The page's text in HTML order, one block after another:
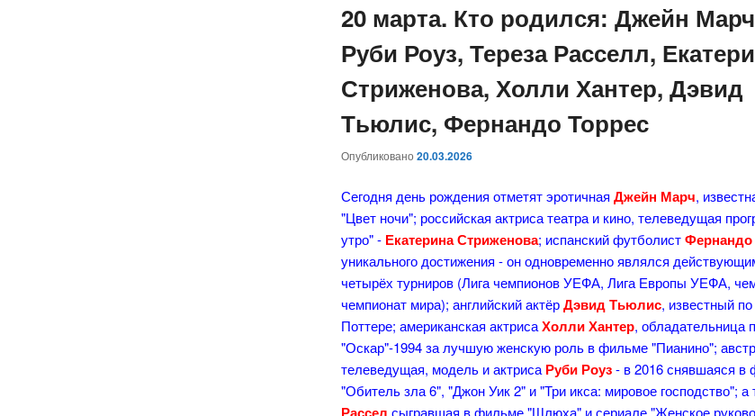
20 марта. Кто родился: Джейн
Руби Роуз, Тереза Расселл,
Стриженова, Холли Хантер, Дэвид
Тьюлис, Фернандо Торрес
Опубликовано20.03.2026
Сегодня день рождения отметят эротичная Джейн Марч,
"Цвет ночи"; российская актриса театра и кино, телеведущая
утро" - Екатерина Стриженова; испанский футболистФернандо
уникального достижения - он одновременно являлся
четырёх турниров (Лига чемпионов УЕФА, Лига Европы УЕФА,
чемпионат мира); английский актёрДэвид Тьюлис, известный
Поттере; американская актрисаХолли Хантер, обладательница
"Оскар"-1994 за лучшую женскую роль в фильме "Пианино";
телеведущая, модель и актрисаРуби Роуз- в 2016 снявшаяся в
"Обитель зла 6", "Джон Уик 2" и "Три икса: мировое господство";
сыгравшая в фильме "Шлюха" и сериале "Женское